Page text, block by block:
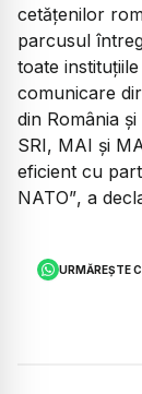
cetățenilor
parcusul
toate
comunicare
din România
SRI, MAI și
eficient cu
NATO”, a
URMĂREȘTE